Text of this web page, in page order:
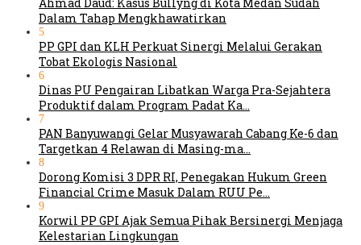
Dalam Tahap Mengkhawatirkan
5
PP GPI dan KLH Perkuat Sinergi Melalui Gerakan
Tobat Ekologis Nasional
6
Dinas PU Pengairan Libatkan Warga Pra-Sejahtera
Produktif dalam Program Padat Ka…
7
PAN Banyuwangi Gelar Musyawarah Cabang Ke-6 dan
Targetkan 4 Relawan di Masing-ma…
8
Dorong Komisi 3 DPR RI, Penegakan Hukum Green
Financial Crime Masuk Dalam RUU Pe…
9
Korwil PP GPI Ajak Semua Pihak Bersinergi Menjaga
Kelestarian Lingkungan